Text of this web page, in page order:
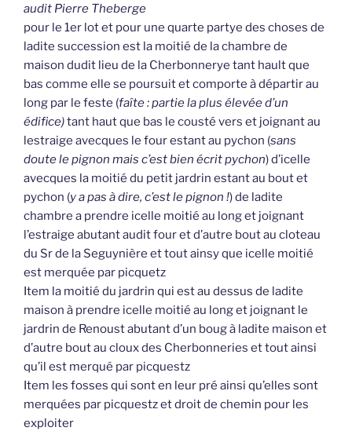
audit Pierre Theberge
pour le 1er lot et pour une quarte partye des choses de
ladite succession est la moitié de la chambre de
maison dudit lieu de la Cherbonnerye tant hault que
bas comme elle se poursuit et comporte à départir au
long par le feste (faîte : partie la plus élevée d’un
édifice)tant haut que bas le cousté vers et joignant au
lestraige avecques le four estant au pychon (sans
doute le pignon mais c’est bien écrit pychon) d’icelle
avecques la moitié du petit jardrin estant au bout et
pychon (y a pas à dire, c’est le pignon !) de ladite
chambre a prendre icelle moitié au long et joignant
l’estraige abutant audit four et d’autre bout au cloteau
du Sr de la Seguynière et tout ainsy que icelle moitié
est merquée par picquetz
Item la moitié du jardrin qui est au dessus de ladite
maison à prendre icelle moitié au long et joignant le
jardrin de Renoust abutant d’un boug à ladite maison et
d’autre bout au cloux des Cherbonneries et tout ainsi
qu’il est merqué par picquestz
Item les fosses qui sont en leur pré ainsi qu’elles sont
merquées par picquestz et droit de chemin pour les
exploiter